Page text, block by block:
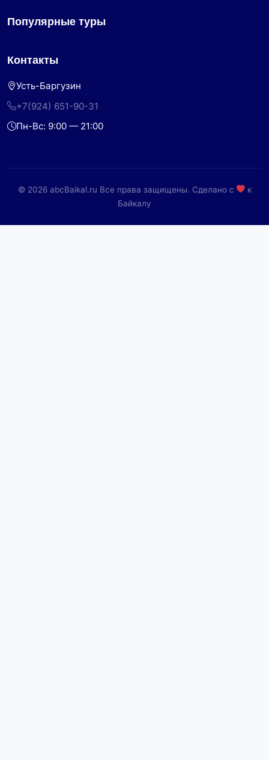
Популярные туры
Контакты
Усть-Баргузин
+7(924) 651-90-31
Пн-Вс: 9:00 — 21:00
© 2026 abcBaikal.ru Все права защищены. Сделано с
к
Байкалу